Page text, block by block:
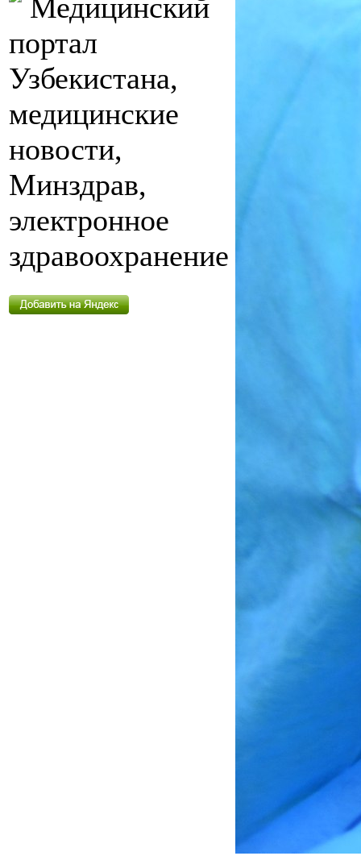
Медицинский
портал
Узбекистана,
медицинские
новости,
Минздрав,
электронное
здравоохранение